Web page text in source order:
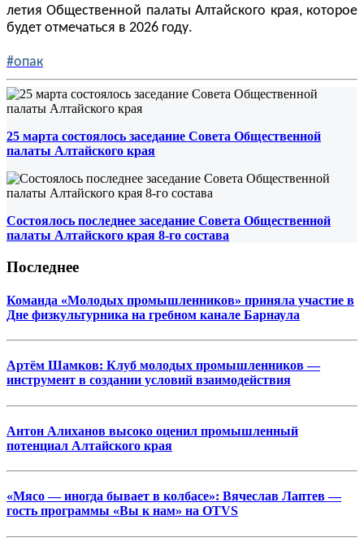
летия Общественной палаты Алтайского края, которое
будет отмечаться в 2026 году.
#опак
25 марта состоялось заседание Совета Общественной
палаты Алтайского края
Состоялось последнее заседание Совета Общественной
палаты Алтайского края 8-го состава
Последнее
Команда «Молодых промышленников» приняла участие в
Дне физкультурника на гребном канале Барнаула
Артём Шамков: Клуб молодых промышленников —
инструмент в создании условий взаимодействия
Антон Алиханов высоко оценил промышленный
потенциал Алтайского края
«Мясо — иногда бывает в колбасе»: Вячеслав Лаптев —
гость программы «Вы к нам» на OTVS